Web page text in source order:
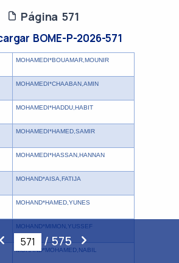
/575
Página 571
BOME-P-2026-571
MOHAMEDI*BOUAMAR,MOUNIR
MOHAMEDI*CHAABAN,AMIN
MOHAMEDI*HADDU,HABIT
MOHAMEDI*HAMED,SAMIR
MOHAMEDI*HASSAN,HANNAN
MOHAND*AISA,FATIJA
MOHAND*HAMED,YUNES
MOHAND*MIMON,YUSSEF
MOHAND*MOHAMED,NABIL